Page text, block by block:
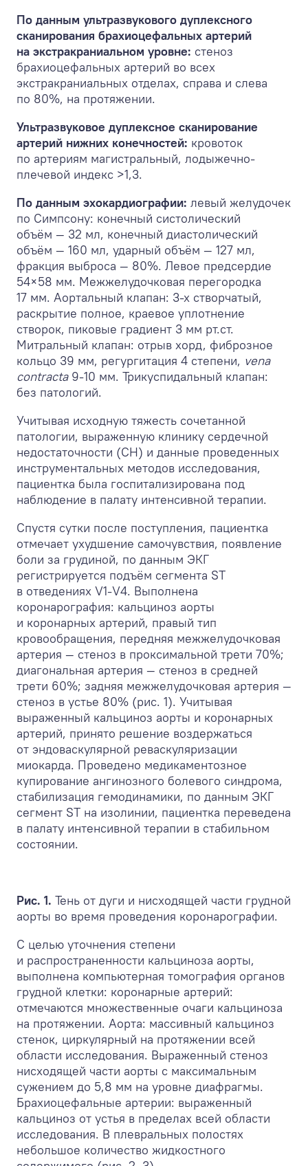
По данным ультразвукового дуплексного
сканирования брахиоцефальных артерий
на экстракраниальном уровне: стеноз
брахиоцефальных артерий во всех
экстракраниальных отделах, справа и слева
по 80%, на протяжении.
Ультразвуковое дуплексное сканирование
артерий нижних конечностей: кровоток
по артериям магистральный, лодыжечно-
плечевой индекс >1,3.
По данным эхокардиографии: левый желудочек
по Симпсону: конечный систолический
объём — 32 мл, конечный диастолический
объём — 160 мл, ударный объём — 127 мл,
фракция выброса — 80%. Левое предсердие
54×58 мм. Межжелудочковая перегородка
17 мм. Аортальный клапан: 3-х створчатый,
раскрытие полное, краевое уплотнение
створок, пиковые градиент 3 мм рт.ст.
Митральный клапан: отрыв хорд, фиброзное
кольцо 39 мм, регургитация 4 степени, vena
contracta9-10 мм. Трикуспидальный клапан:
без патологий.
Учитывая исходную тяжесть сочетанной
патологии, выраженную клинику сердечной
недостаточности (СН) и данные проведенных
инструментальных методов исследования,
пациентка была госпитализирована под
наблюдение в палату интенсивной терапии.
Спустя сутки после поступления, пациентка
отмечает ухудшение самочувствия, появление
боли за грудиной, по данным ЭКГ
регистрируется подъём сегмента ST
в отведениях V1-V4. Выполнена
коронарография: кальциноз аорты
и коронарных артерий, правый тип
кровообращения, передняя межжелудочковая
артерия — стеноз в проксимальной трети 70%;
диагональная артерия — стеноз в средней
трети 60%; задняя межжелудочковая артерия —
стеноз в устье 80% (рис. 1). Учитывая
выраженный кальциноз аорты и коронарных
артерий, принято решение воздержаться
от эндоваскулярной реваскуляризации
миокарда. Проведено медикаментозное
купирование ангинозного болевого синдрома,
стабилизация гемодинамики, по данным ЭКГ
сегмент ST на изолинии, пациентка переведена
в палату интенсивной терапии в стабильном
состоянии.
Рис. 1. Тень от дуги и нисходящей части грудной
аорты во время проведения коронарографии.
С целью уточнения степени
и распространенности кальциноза аорты,
выполнена компьютерная томография органов
грудной клетки: коронарные артерий:
отмечаются множественные очаги кальциноза
на протяжении. Аорта: массивный кальциноз
стенок, циркулярный на протяжении всей
области исследования. Выраженный стеноз
нисходящей части аорты с максимальным
сужением до 5,8 мм на уровне диафрагмы.
Брахиоцефальные артерии: выраженный
кальциноз от устья в пределах всей области
исследования. В плевральных полостях
небольшое количество жидкостного